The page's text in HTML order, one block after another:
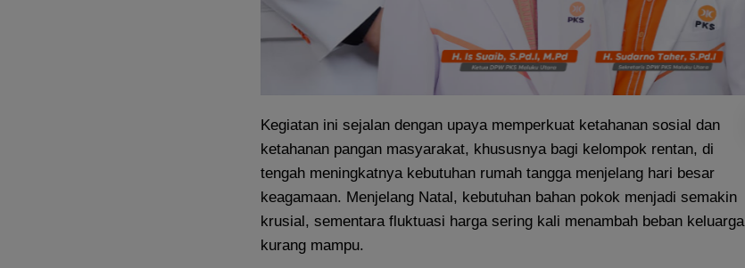
Kegiatan ini sejalan dengan upaya memperkuat ketahanan sosial dan
ketahanan pangan masyarakat, khususnya bagi kelompok rentan, di
tengah meningkatnya kebutuhan rumah tangga menjelang hari besar
keagamaan. Menjelang Natal, kebutuhan bahan pokok menjadi semakin
krusial, sementara fluktuasi harga sering kali menambah beban keluarga
kurang mampu.